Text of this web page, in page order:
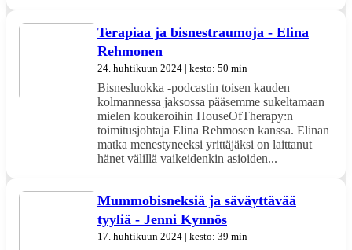
Terapiaa ja bisnestraumoja - Elina
Rehmonen
24. huhtikuun 2024 | kesto: 50 min
Bisnesluokka -podcastin toisen kauden
kolmannessa jaksossa pääsemme sukeltamaan
mielen koukeroihin HouseOfTherapy:n
toimitusjohtaja Elina Rehmosen kanssa. Elinan
matka menestyneeksi yrittäjäksi on laittanut
hänet välillä vaikeidenkin asioiden...
Mummobisneksiä ja säväyttävää
tyyliä - Jenni Kynnös
17. huhtikuun 2024 | kesto: 39 min